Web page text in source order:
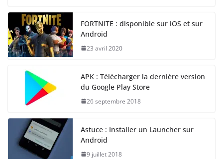
FORTNITE : disponible sur iOS et sur
Android
23 avril 2020
APK : Télécharger la dernière version
du Google Play Store
26 septembre 2018
Astuce : Installer un Launcher sur
Android
9 juillet 2018